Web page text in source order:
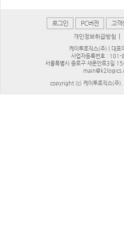
로그인 PC버전 고객
개인정보취급방침
케이투로직스(주) | 대표
사업자등록번호 :
서울특별시 종로구 새문안로3길
copyright (c) 케이투로직스(주